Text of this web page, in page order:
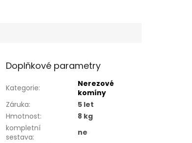
Doplňkové parametry
Kategorie:
Nerezové
komíny
Záruka:
5 let
Hmotnost:
8 kg
kompletní
sestava:
ne